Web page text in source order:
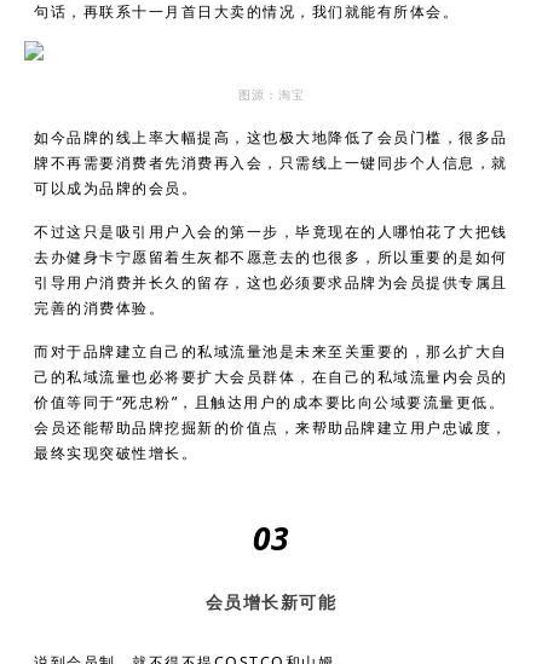
句话，再联系十一月首日大卖的情况，我们就能有所体会。
图源：淘宝
如今品牌的线上率大幅提高，这也极大地降低了会员门槛，很多品
牌不再需要消费者先消费再入会，只需线上一键同步个人信息，就
可以成为品牌的会员。
不过这只是吸引用户入会的第一步，毕竟现在的人哪怕花了大把钱
去办健身卡宁愿留着生灰都不愿意去的也很多，所以重要的是如何
引导用户消费并长久的留存，这也必须要求品牌为会员提供专属且
完善的消费体验。
而对于品牌建立自己的私域流量池是未来至关重要的，那么扩大自
己的私域流量也必将要扩大会员群体，在自己的私域流量内会员的
价值等同于“死忠粉”，且触达用户的成本要比向公域要流量更低。
会员还能帮助品牌挖掘新的价值点，来帮助品牌建立用户忠诚度，
最终实现突破性增长。
03
会员增长新可能